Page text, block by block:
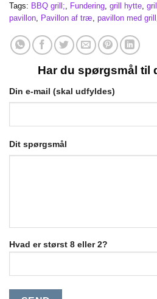
Tags: BBQ grill; Fundering grill hytte
pavillon Pavillon af træ pavillon med grill
Har du spørgsmål til
Din e-mail (skal udfyldes)
Dit spørgsmål
Hvad er størst 8 eller 2?